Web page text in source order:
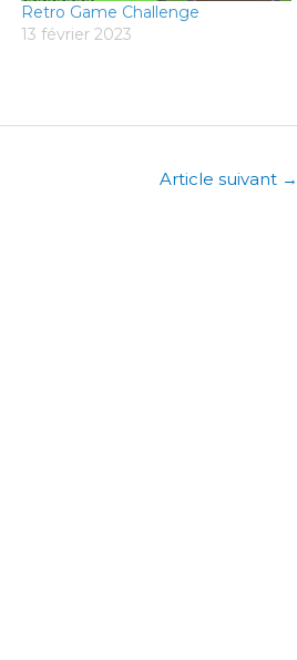
Retro Game Challenge
13 février 2023
Article suivant →